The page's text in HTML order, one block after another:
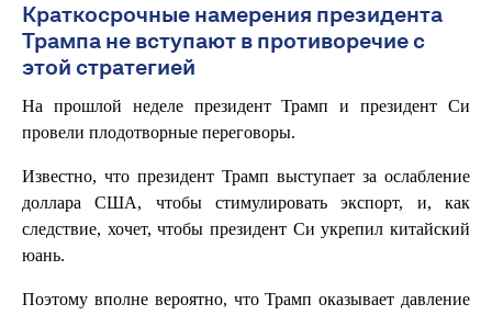
Краткосрочные намерения президента
Трампа не вступают в противоречие с
этой стратегией
На прошлой неделе президент Трамп и президент Си
провели плодотворные переговоры.
Известно, что президент Трамп выступает за ослабление
доллара США, чтобы стимулировать экспорт, и, как
следствие, хочет, чтобы президент Си укрепил китайский
юань.
Поэтому вполне вероятно, что Трамп оказывает давление